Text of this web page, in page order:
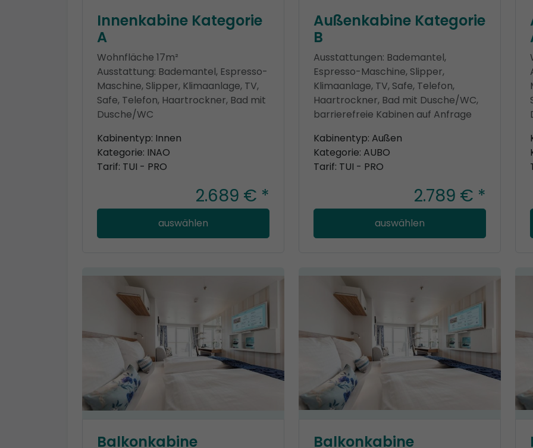
Innenkabine Kategorie
A
Wohnfläche 17m²
Ausstattung: Bademantel, Espresso-
Maschine, Slipper, Klimaanlage, TV,
Safe, Telefon, Haartrockner, Bad mit
Dusche/WC
Kabinentyp: Innen
Kategorie: INAO
Tarif: TUI - PRO
2.689 € *
auswählen
Außenkabine Kategorie
B
Ausstattungen: Bademantel,
Espresso-Maschine, Slipper,
Klimaanlage, TV, Safe, Telefon,
Haartrockner, Bad mit Dusche/WC,
barrierefreie Kabinen auf Anfrage
Kabinentyp: Außen
Kategorie: AUBO
Tarif: TUI - PRO
2.789 € *
auswählen
Balkonkabine Balkonkabine